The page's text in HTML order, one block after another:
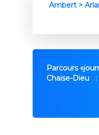
Parcours
Chaise-Dieu :
Ambert >